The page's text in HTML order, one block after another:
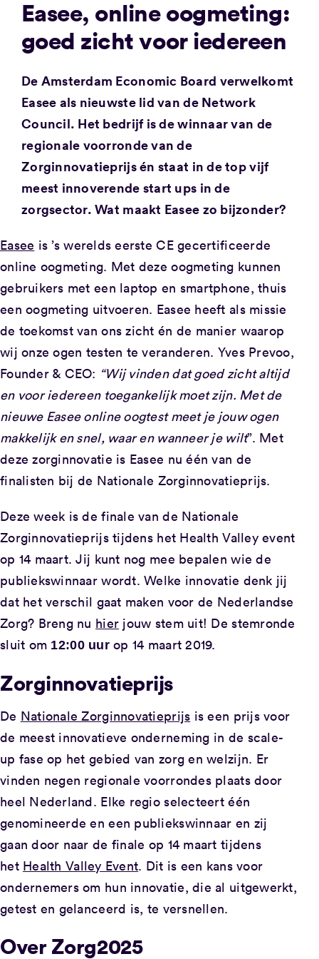
Easee, online oogmeting:
goed zicht voor iedereen
De Amsterdam Economic Board verwelkomt
Easee als nieuwste lid van de Network
Council. Het bedrijf is de winnaar van de
regionale voorronde van de
Zorginnovatieprijs én staat in de top vijf
meest innoverende start ups in de
zorgsector. Wat maakt Easee zo bijzonder?
Easee is ’s werelds eerste CE gecertificeerde
online oogmeting. Met deze oogmeting kunnen
gebruikers met een laptop en smartphone, thuis
een oogmeting uitvoeren. Easee heeft als missie
de toekomst van ons zicht én de manier waarop
wij onze ogen testen te veranderen. Yves Prevoo,
Founder & CEO: “Wij vinden dat goed zicht altijd
en voor iedereen toegankelijk moet zijn. Met de
nieuwe Easee online oogtest meet je jouw ogen
makkelijk en snel, waar en wanneer je wilt”. Met
deze zorginnovatie is Easee nu één van de
finalisten bij de Nationale Zorginnovatieprijs.
Deze week is de finale van de Nationale
Zorginnovatieprijs tijdens het Health Valley event
op 14 maart. Jij kunt nog mee bepalen wie de
publiekswinnaar wordt. Welke innovatie denk jij
dat het verschil gaat maken voor de Nederlandse
Zorg? Breng nu hier jouw stem uit! De stemronde
sluit om 12:00 uurop 14 maart 2019.
Zorginnovatieprijs
De Nationale Zorginnovatieprijs is een prijs voor
de meest innovatieve onderneming in de scale-
up fase op het gebied van zorg en welzijn. Er
vinden negen regionale voorrondes plaats door
heel Nederland. Elke regio selecteert één
genomineerde en een publiekswinnaar en zij
gaan door naar de finale op 14 maart tijdens
het Health Valley Event. Dit is een kans voor
ondernemers om hun innovatie, die al uitgewerkt,
getest en gelanceerd is, te versnellen.
Over Zorg2025